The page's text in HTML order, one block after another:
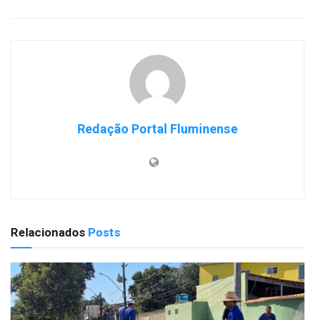
Redação Portal Fluminense
Relacionados Posts